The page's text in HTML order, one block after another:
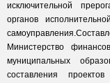
исключительной
органов
Министерство
муниципальных
составления